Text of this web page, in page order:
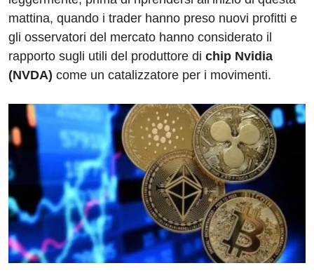
b
o
o
k
dI
n
t
d
s
A
p
p
a
m
mattina, quando i trader hanno preso nuovi profitti e
gli osservatori del mercato hanno considerato il
rapporto sugli utili del produttore di chip Nvidia
(NVDA) come un catalizzatore per i movimenti.